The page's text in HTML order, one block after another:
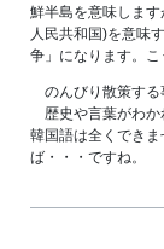
鮮半島を意味しま
人民共和国)を意味
争」になります。こ
のんびり散策する
歴史や言葉がわか
韓国語は全くでき
ば・・・ですね。